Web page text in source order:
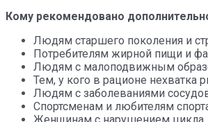
Кому рекомендовано
Людям старшего поколения и
Потребителям жирной пищи и
Людям с малоподвижным
Тем, у кого в рационе нехватка
Людям с заболеваниями
Спортсменам и любителям